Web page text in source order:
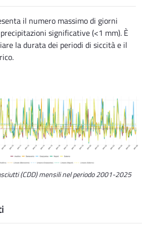
il numero massimo di giorni
significative (<1 mm). È
la durata dei periodi di siccità e il
(CDD) mensili nel periodo 2001-2025